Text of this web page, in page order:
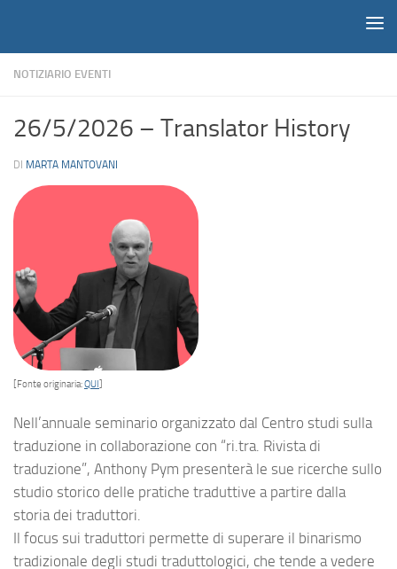
NOTIZIARIO EVENTI
26/5/2026 – Translator History
DI MARTA MANTOVANI
[Fonte originaria:QUI
Nell’annuale seminario organizzato dal Centro studi sulla
traduzione in collaborazione con “ri.tra. Rivista di
traduzione”, Anthony Pym presenterà le sue ricerche sullo
studio storico delle pratiche traduttive a partire dalla
storia dei traduttori.
Il focus sui traduttori permette di superare il binarismo
tradizionale degli studi traduttologici, che tende a vedere